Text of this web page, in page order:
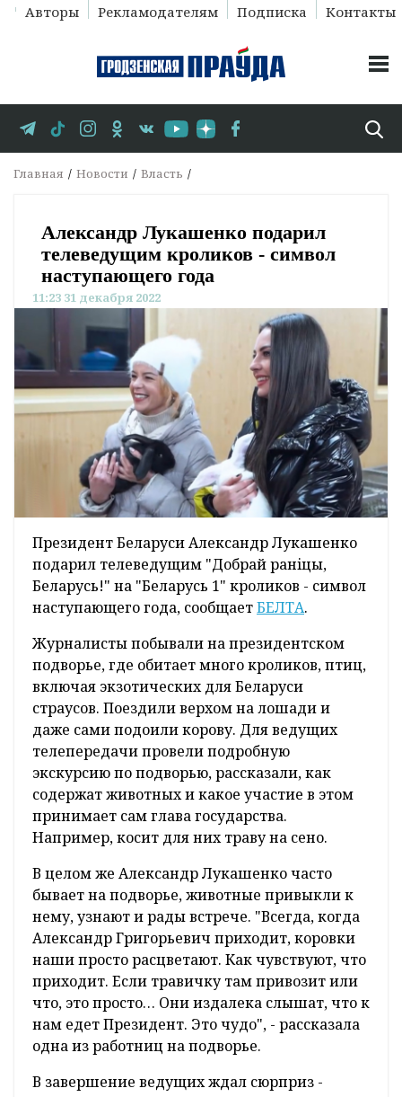
Авторы Рекламодателям Подписка Контакты
Главная Новости Власть
Александр Лукашенко подарил
телеведущим кроликов - символ
наступающего года
11:23 31 декабря 2022
Президент Беларуси Александр Лукашенко
подарил телеведущим "Добрай ранiцы,
Беларусь!" на "Беларусь 1" кроликов - символ
наступающего года, сообщаетБЕЛТА.
Журналисты побывали на президентском
подворье, где обитает много кроликов, птиц,
включая экзотических для Беларуси
страусов. Поездили верхом на лошади и
даже сами подоили корову. Для ведущих
телепередачи провели подробную
экскурсию по подворью, рассказали, как
содержат животных и какое участие в этом
принимает сам глава государства.
Например, косит для них траву на сено.
В целом же Александр Лукашенко часто
бывает на подворье, животные привыкли к
нему, узнают и рады встрече. "Всегда, когда
Александр Григорьевич приходит, коровки
наши просто расцветают. Как чувствуют, что
приходит. Если травичку там привозит или
что, это просто… Они издалека слышат, что к
нам едет Президент. Это чудо", - рассказала
одна из работниц на подворье.
В завершение ведущих ждал сюрприз -